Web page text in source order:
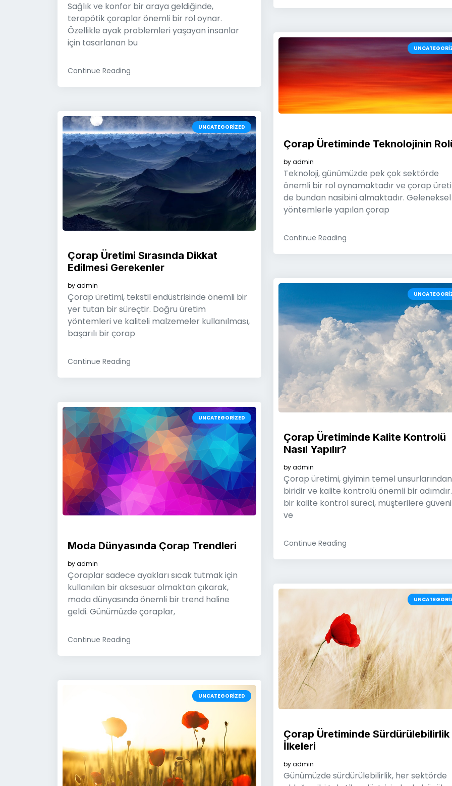
Sağlık ve konfor bir araya geldiğinde,
terapötik çoraplar önemli bir rol oynar.
Özellikle ayak problemleri yaşayan insanlar
için tasarlanan bu
Continue Reading
Çorap Üretiminde Teknolojinin
byadmin
Teknoloji, günümüzde pek çok sektörde
önemli bir rol oynamaktadır ve çorap
de bundan nasibini almaktadır. Geleneksel
yöntemlerle yapılan çorap
Continue Reading
UNCATEGORIZED
Çorap Üretimi Sırasında Dikkat
Edilmesi Gerekenler
byadmin
Çorap üretimi, tekstil endüstrisinde önemli bir
yer tutan bir süreçtir. Doğru üretim
yöntemleri ve kaliteli malzemeler kullanılması,
başarılı bir çorap
Continue Reading
Çorap Üretiminde Kalite Kontrolü
Nasıl Yapılır?
byadmin
Çorap üretimi, giyimin temel unsurlarından
biridir ve kalite kontrolü önemli bir
bir kalite kontrol süreci, müşterilere
ve
Continue Reading
UNCATEGORIZED
Moda Dünyasında Çorap Trendleri
byadmin
Çoraplar sadece ayakları sıcak tutmak için
kullanılan bir aksesuar olmaktan çıkarak,
moda dünyasında önemli bir trend haline
geldi. Günümüzde çoraplar,
Continue Reading
Çorap Üretiminde Sürdürülebilirlik
İlkeleri
byadmin
Günümüzde sürdürülebilirlik, her sektörde
UNCATEGORIZED